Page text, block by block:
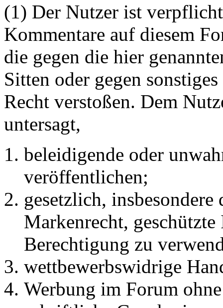
(1) Der Nutzer ist
Kommentare auf diesem
die gegen die hier
Sitten oder gegen
Recht verstoßen. Dem
untersagt,
beleidigende oder
veröffentlichen;
gesetzlich,
Markenrecht, geschützte
Berechtigung zu
wettbewerbswidrige
Werbung im Forum